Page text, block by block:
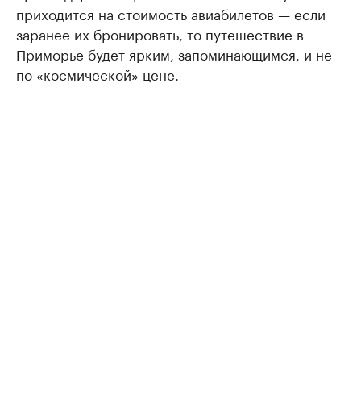
приходится на стоимость авиабилетов — если
заранее их бронировать, то путешествие в
Приморье будет ярким, запоминающимся, и не
по «космической» цене.